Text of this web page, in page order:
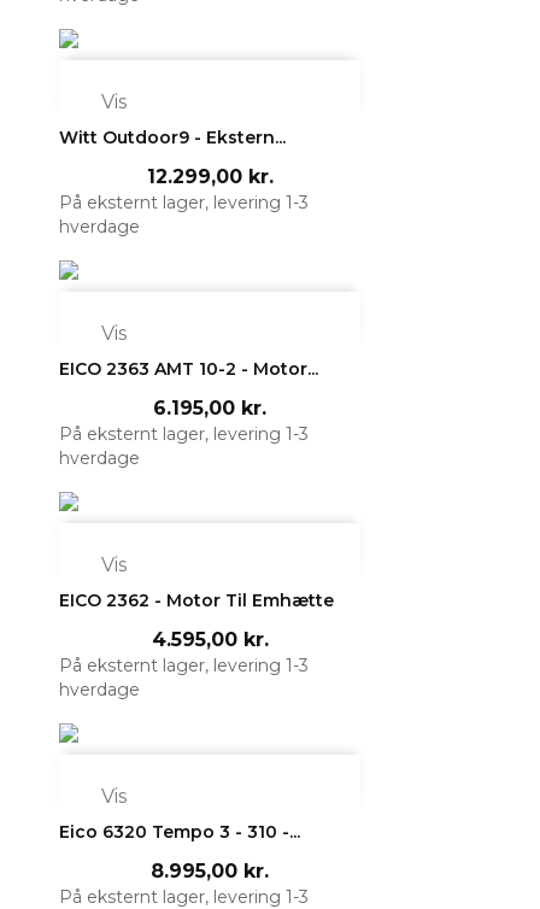
Vis
Witt Outdoor9 - Ekstern...
12.299,00 kr.
På eksternt lager, levering 1-3
hverdage
Vis
EICO 2363 AMT 10-2 - Motor...
6.195,00 kr.
På eksternt lager, levering 1-3
hverdage
Vis
EICO 2362 - Motor Til Emhætte
4.595,00 kr.
På eksternt lager, levering 1-3
hverdage
Vis
Eico 6320 Tempo 3 - 310 -...
8.995,00 kr.
På eksternt lager, levering 1-3